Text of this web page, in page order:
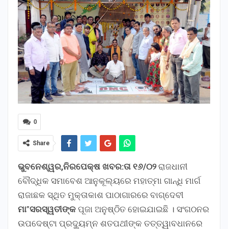
0
Share
ଭୁବନେଶ୍ୱର,ନିରପେକ୍ଷ ଖବର:ତା ୧୬/୦୨ରାଜଧାନୀ
ବୌଦ୍ଧିକ ସମାବେଶ ଆନୁକୂଲ୍ୟରେ ମହାତ୍ମା ଗାନ୍ଧି ମାର୍ଗ
ରାଜାଛକ ସ୍ଥିତ ମୁକ୍ତାକାଶ ପାଠାଗାରରେ ବାଗ୍‌ଦେବୀ
ମା”ସରସ୍ୱତୀଙ୍କ ପୂଜା ଅନୁଷ୍ଠିତ ହୋଇଯାଇଛି । ସଂଗଠନର
ଉପଦେଷ୍ଟା ପ୍ରଦ୍ୟୁମ୍ନ ଶତପଥୀଙ୍କ ତତ୍ତ୍ୱାବଧାନରେ